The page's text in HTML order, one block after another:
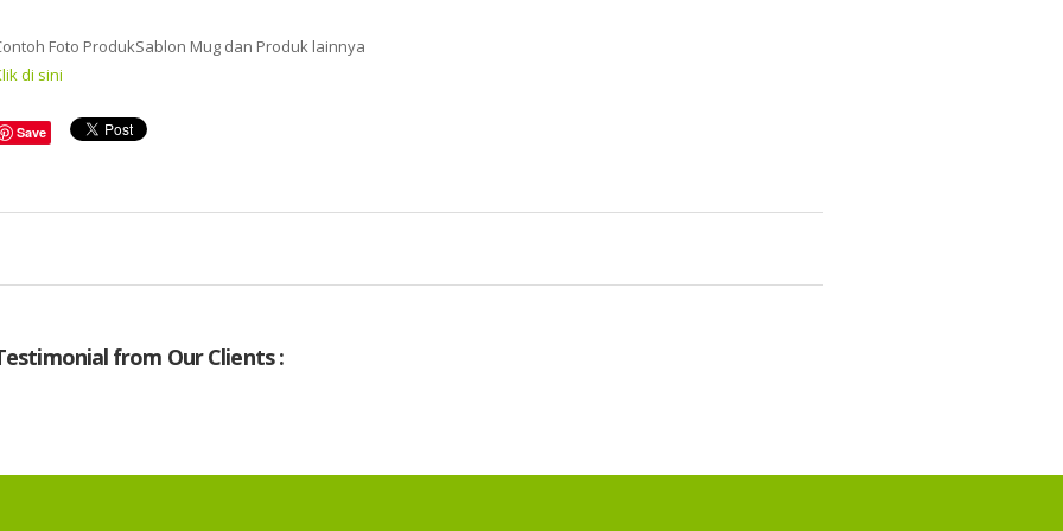
Foto ProdukSablon Mug dan Produk lainnya
di sini
Save
from Our Clients :